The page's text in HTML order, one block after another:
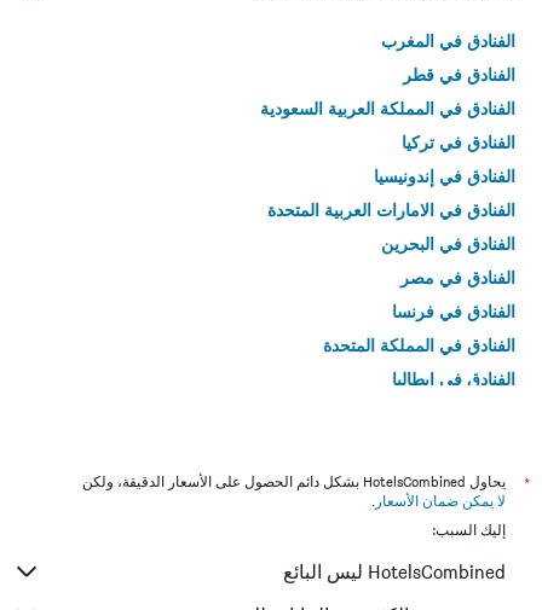
الفنادق في المغرب
الفنادق في قطر
الفنادق في المملكة العربية السعودية
الفنادق في تركيا
الفنادق في إندونيسيا
الفنادق في الامارات العربية المتحدة
الفنادق في البحرين
الفنادق في مصر
الفنادق في فرنسا
الفنادق في المملكة المتحدة
الفنادق في إيطاليا
*
يحاول HotelsCombined بشكل دائم الحصول على الأسعار الدقيقة، ولكن
لا يمكن ضمان الأسعار .
إليك السبب:
HotelsCombined ليس البائع